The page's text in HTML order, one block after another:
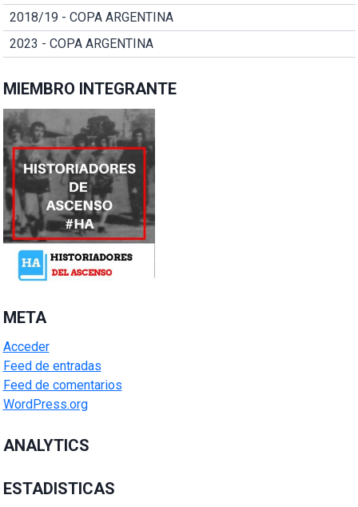
2018/19 - COPA ARGENTINA
2023 - COPA ARGENTINA
MIEMBRO INTEGRANTE
META
Acceder
Feed de entradas
Feed de comentarios
WordPress.org
ANALYTICS
ESTADISTICAS